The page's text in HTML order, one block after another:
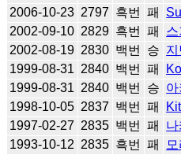
2006-10-23 2797 흑번 패
2002-09-10 2829 흑번 패
2002-08-19 2830 백번 승 지
1999-08-31 2840 백번 패
1999-08-31 2840 백번 승
1998-10-05 2837 백번 패
1997-02-27 2835 백번 패 나
1993-10-12 2835 흑번 패